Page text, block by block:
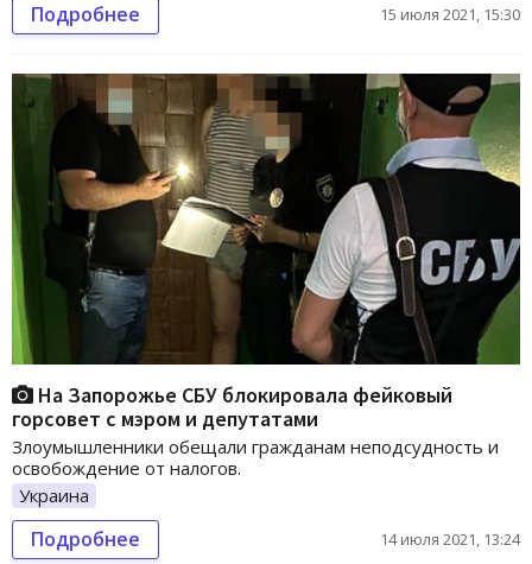
Подробнее 15 июля 2021, 15:30
На Запорожье СБУ блокировала фейковый
горсовет с мэром и депутатами
Злоумышленники обещали гражданам неподсудность и
освобождение от налогов.
Украина
Подробнее 14 июля 2021, 13:24